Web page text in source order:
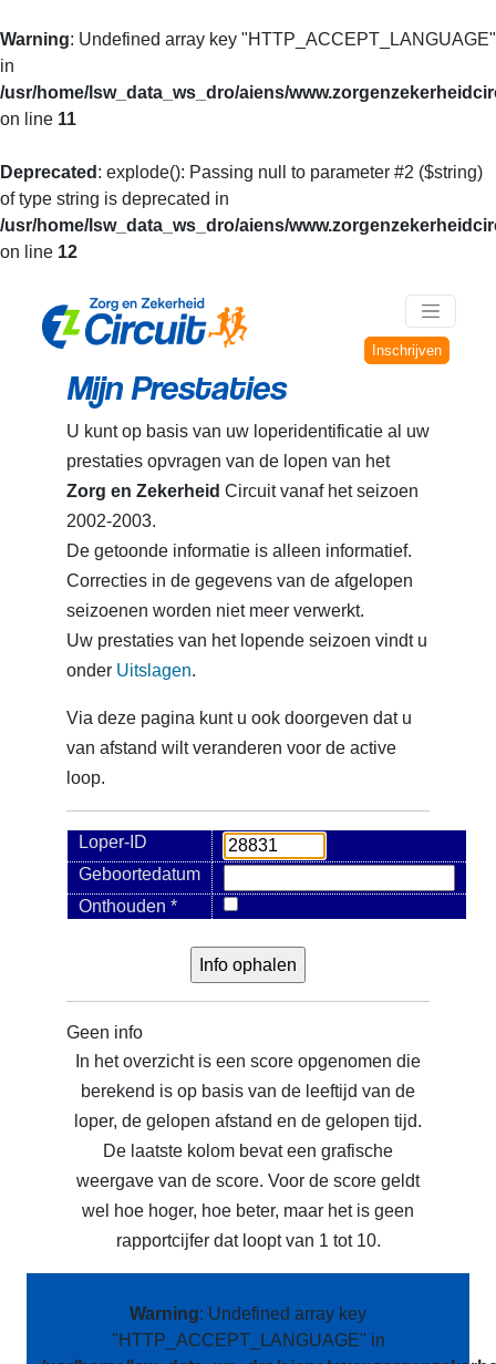
Warning: Undefined array key "HTTP_ACCEPT_LANGUAGE"
in
/usr/home/lsw_data_ws_dro/aiens/
on line 11
Deprecated : explode(): Passing null to parameter #2 ($string)
of type string is deprecated in
/usr/home/lsw_data_ws_dro/aiens/
on line 12
Inschrijven
Mijn Prestaties
U kunt op basis van uw loperidentificatie al uw
prestaties opvragen van de lopen van het
Zorg en Zekerheid Circuit vanaf het seizoen
2002-2003.
De getoonde informatie is alleen informatief.
Correcties in de gegevens van de afgelopen
seizoenen worden niet meer verwerkt.
Uw prestaties van het lopende seizoen vindt u
onder Uitslagen.
Via deze pagina kunt u ook doorgeven dat u
van afstand wilt veranderen voor de active
loop.
Loper-ID
Geboortedatum
Onthouden *
Geen info
In het overzicht is een score opgenomen die
berekend is op basis van de leeftijd van de
loper, de gelopen afstand en de gelopen tijd.
De laatste kolom bevat een grafische
weergave van de score. Voor de score geldt
wel hoe hoger, hoe beter, maar het is geen
rapportcijfer dat loopt van 1 tot 10.
Warning: Undefined array key
"HTTP_ACCEPT_LANGUAGE" in